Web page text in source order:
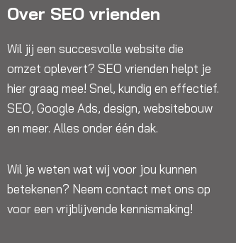
Over SEO vrienden
Wil jij een succesvolle website die
omzet oplevert? SEO vrienden helpt je
hier graag mee! Snel, kundig en effectief.
SEO, Google Ads, design, websitebouw
en meer. Alles onder één dak.
Wil je weten wat wij voor jou kunnen
betekenen? Neem contact met ons op
voor een vrijblijvende kennismaking!